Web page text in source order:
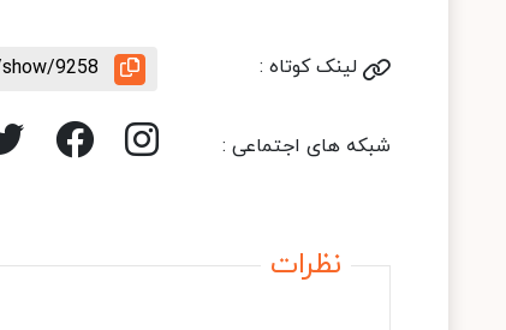
لینک کوتاه : 9258
شبکه های اجتماعی :
نظرات